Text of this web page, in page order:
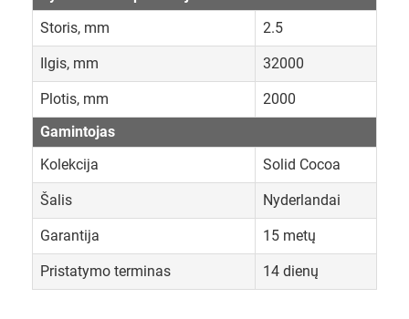
Storis, mm
2.5
Ilgis, mm 32000
Plotis, mm
2000
Gamintojas
Kolekcija
Solid Cocoa
Šalis Nyderlandai
Garantija 15 metų
Pristatymo terminas 14 dienų